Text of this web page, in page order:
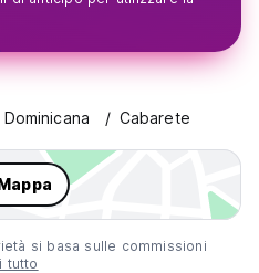
Cabarete
si basa sulle commissioni
tutto